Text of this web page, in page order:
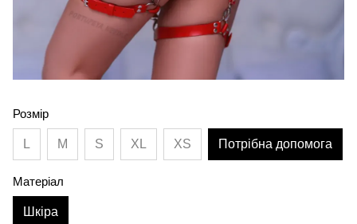
Розмір
L M S XL XS Потрібна допомога
Матеріал
Шкіра